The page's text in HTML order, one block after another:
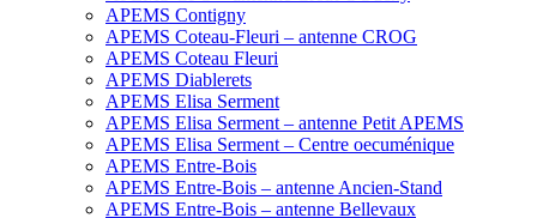
APEMS Contigny
APEMS Coteau-Fleuri – antenne CROG
APEMS Coteau Fleuri
APEMS Diablerets
APEMS Elisa Serment
APEMS Elisa Serment – antenne Petit APEMS
APEMS Elisa Serment – Centre oecuménique
APEMS Entre-Bois
APEMS Entre-Bois – antenne Ancien-Stand
APEMS Entre-Bois – antenne Bellevaux